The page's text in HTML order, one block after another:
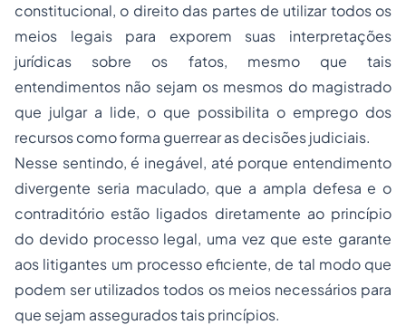
constitucional, o direito das partes de utilizar todos os
meios legais para exporem suas interpretações
jurídicas sobre os fatos, mesmo que tais
entendimentos não sejam os mesmos do magistrado
que julgar a lide, o que possibilita o emprego dos
recursos como forma guerrear as decisões judiciais.
Nesse sentindo, é inegável, até porque entendimento
divergente seria maculado, que a ampla defesa e o
contraditório estão ligados diretamente ao princípio
do devido processo legal, uma vez que este garante
aos litigantes um processo eficiente, de tal modo que
podem ser utilizados todos os meios necessários para
que sejam assegurados tais princípios.